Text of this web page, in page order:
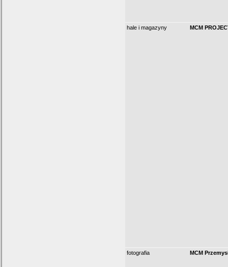
hale i magazyny MCM
fotografia MCM